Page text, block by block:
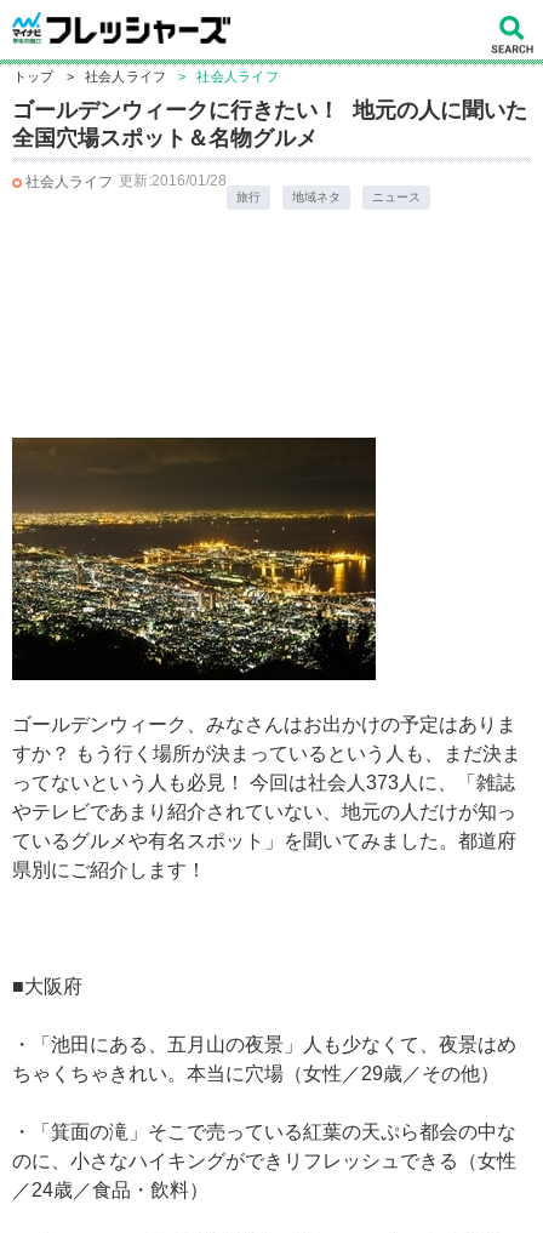
トップ > 社会人ライフ > 社会人ライフ
ゴールデンウィークに行きたい！ 地元の人に聞いた
全国穴場スポット＆名物グルメ
社会人ライフ 更新:2016/01/28
旅行 地域ネタ ニュース
ゴールデンウィーク、みなさんはお出かけの予定はありま
すか？ もう行く場所が決まっているという人も、まだ決ま
ってないという人も必見！ 今回は社会人373人に、「雑誌
やテレビであまり紹介されていない、地元の人だけが知っ
ているグルメや有名スポット」を聞いてみました。都道府
県別にご紹介します！
■大阪府
・「池田にある、五月山の夜景」人も少なくて、夜景はめ
ちゃくちゃきれい。本当に穴場（女性／29歳／その他）
・「箕面の滝」そこで売っている紅葉の天ぷら都会の中な
のに、小さなハイキングができリフレッシュできる（女性
／24歳／食品・飲料）